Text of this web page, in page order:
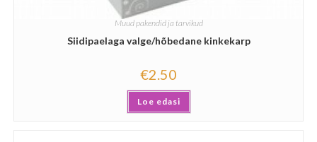
Muud pakendid ja tarvikud
Siidipaelaga valge/hõbedane kinkekarp
€2.50
Loe edasi